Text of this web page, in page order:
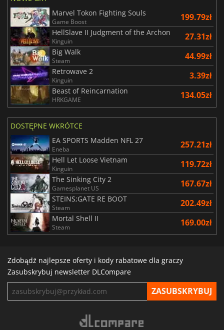
Marvel Tokon Fighting Souls
Game Boost 199.79zł
HellSlave II Judgment of the Archon
Kinguin 27.31zł
Big Walk
Steam 44.99zł
Retrowave 2
Kinguin 3.39zł
Beast of Reincarnation
HRKGAME 134.05zł
DOSTĘPNE WKRÓTCE
EA SPORTS Madden NFL 27
Eneba 257.21zł
Hell Let Loose Vietnam
Kinguin 119.72zł
The Sinking City 2
Gamesplanet US 167.67zł
STEINS;GATE RE BOOT
Steam 202.49zł
Mortal Shell II
Steam 169.00zł
Zdobądź najlepsze oferty i kody rabatowe dla graczy
Zasubskrybuj newsletter DLCompare